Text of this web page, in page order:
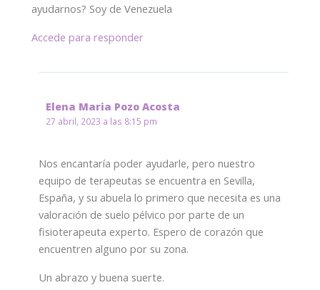
ayudarnos? Soy de Venezuela
Accede para responder
Elena Maria Pozo Acosta
27 abril, 2023 a las 8:15 pm
Nos encantaría poder ayudarle, pero nuestro
equipo de terapeutas se encuentra en Sevilla,
España, y su abuela lo primero que necesita es una
valoración de suelo pélvico por parte de un
fisioterapeuta experto. Espero de corazón que
encuentren alguno por su zona.
Un abrazo y buena suerte.